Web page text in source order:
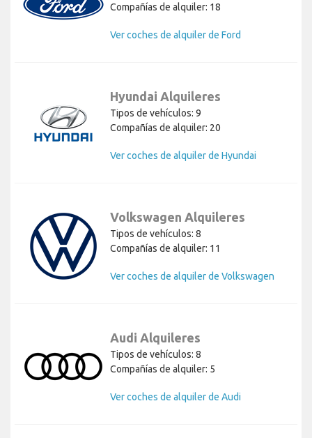
Compañías de alquiler: 18
Ver coches de alquiler de Ford
Hyundai Alquileres
Tipos de vehículos: 9
Compañías de alquiler: 20
Ver coches de alquiler de Hyundai
Volkswagen Alquileres
Tipos de vehículos: 8
Compañías de alquiler: 11
Ver coches de alquiler de Volkswagen
Audi Alquileres
Tipos de vehículos: 8
Compañías de alquiler: 5
Ver coches de alquiler de Audi